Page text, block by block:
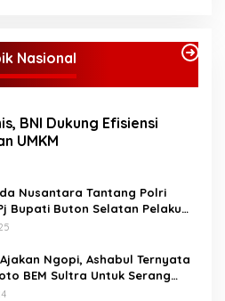
Nasional
BNI Dukung Efisiensi
UMKM
Nusantara Tantang Polri
Bupati Buton Selatan Pelaku
Aktvis HMI
Ngopi, Ashabul Ternyata
BEM Sultra Untuk Serang